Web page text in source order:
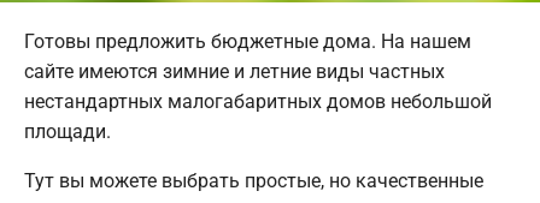
Готовы предложить бюджетные дома. На нашем
сайте имеются зимние и летние виды частных
нестандартных малогабаритных домов небольшой
площади.
Тут вы можете выбрать простые, но качественные